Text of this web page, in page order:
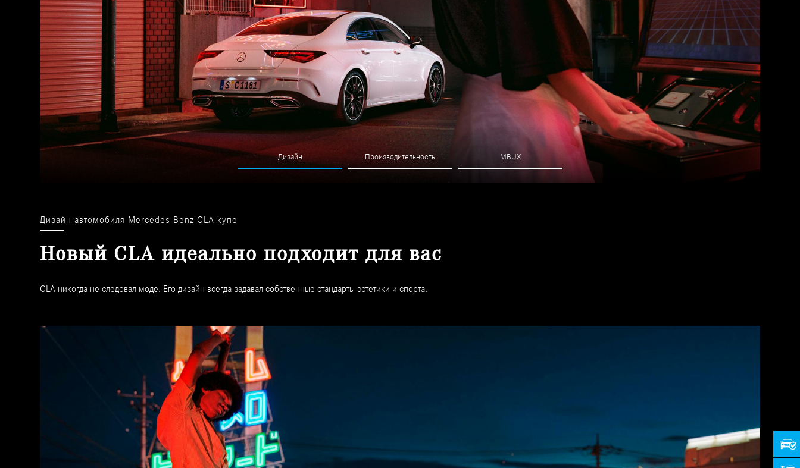
Дизайн Производительность MBUX
Дизайн автомобиля Mercedes-Benz CLA купе
Новый CLA идеально подходит для вас
CLA никогда не следовал моде. Его дизайн всегда задавал собственные стандарты эстетики и спорта.